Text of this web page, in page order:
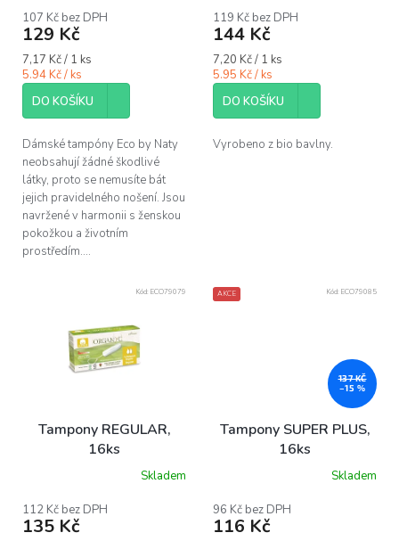
ůproduktu
je
z
5
hvězdiček.
107 Kč bez DPH
129 Kč
Měrná
cena:
7,17 Kč / 1 ks
5.94 Kč / ks
DO KOŠÍKU
Dámské tampóny Eco by Naty
neobsahují žádné škodlivé
látky, proto se nemusíte bát
jejich pravidelného nošení. Jsou
navržené v harmonii s ženskou
pokožkou a životním
prostředím....
produktu
je
z
5
hvězdiček.
119 Kč bez DPH
144 Kč
Měrná
cena:
7,20 Kč / 1 ks
5.95 Kč / ks
DO KOŠÍKU
Vyrobeno z bio bavlny.
Tampony REGULAR,
16ks
Skladem
112 Kč bez DPH
135 Kč
Kód: ECO79079 AKCE
137 KČ
–15 %
Tampony SUPER PLUS,
16ks
produktu
je
Skladem
96 Kč bez DPH
116 Kč
Kód: ECO79085